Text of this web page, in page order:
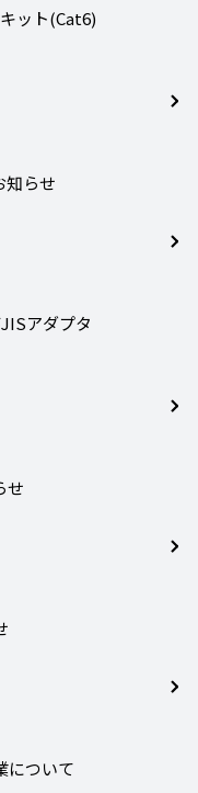
ット(Cat6)
知らせ
アダプタ
せ
について